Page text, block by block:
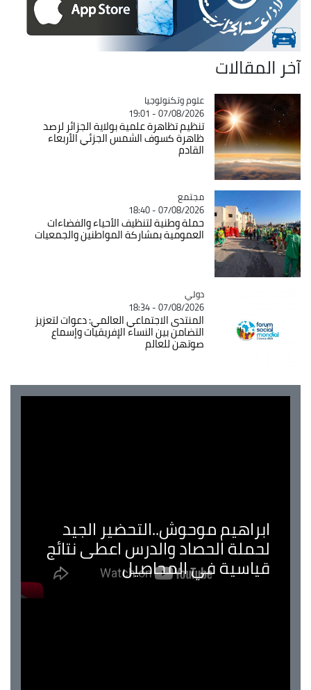
آخر المقالات
Catégorie
علوم وتكنولوجيا
07/08/2026 - 19:01
تنظيم تظاهرة علمية بولاية الجزائر لرصد
ظاهرة كسوف الشمس الجزئي الأربعاء
القادم
Catégorie
مجتمع
07/08/2026 - 18:40
حملة وطنية لتنظيف الأحياء والفضاءات
العمومية بمشاركة المواطنين والجمعيات
Catégorie
دولي
07/08/2026 - 18:34
المنتدى الاجتماعي العالمي: دعوات لتعزيز
التضامن بين النساء الإفريقيات وإسماع
صوتهن للعالم
ابراهيم موحوش..التحضير الجيد
لحملة الحصاد والدرس اعطى نتائج
قياسية في المحاصيل